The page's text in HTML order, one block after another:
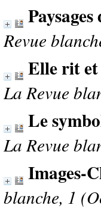
Revue
Elle rit
La Revue
Le
La Revue
Images-
blanche, 1